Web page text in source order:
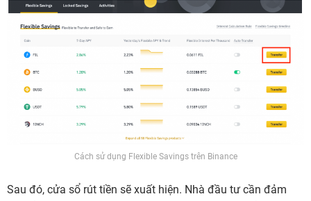
Cách sử dụng Flexible Savings trên Binance
Sau đó, cửa sổ rút tiền sẽ xuất hiện. Nhà đầu tư cần đảm